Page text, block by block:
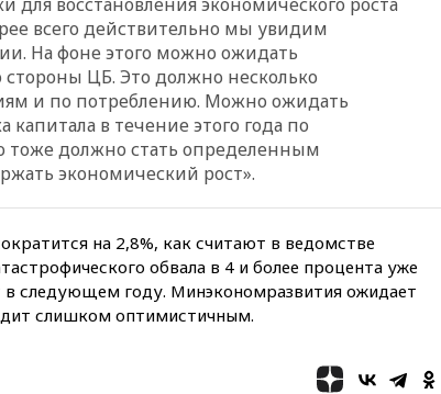
подрядчика для
строительства военной базы в
Газе
17:50Миронов призвал снять
«Яблоко» с выборов в Госдуму
17:45 Правительство получит
«золотую акцию» в
управлении аэропортом
пострадали при ударе ВСУ по
автобусу в Запорожской
области
17:25В аэропортах Сочи и
всего действительно мы увидим
На фоне этого можно ожидать
ЦБ. Это должно несколько
и по потреблению. Можно ожидать
капитала в течение этого года по
должно стать определенным
экономический рост».
на 2,8%, как считают в ведомстве
обвала в 4 и более процента уже
в следующем году. Минэкономразвития ожидает
слишком оптимистичным.